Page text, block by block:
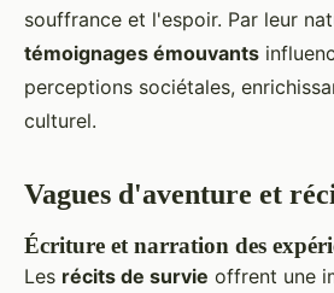
souffrance et l'espoir. Par leur
témoignages émouvants
perceptions sociétales,
culturel.
Vagues d'aventure et
Écriture et narration des
Les récits de survie offrent une